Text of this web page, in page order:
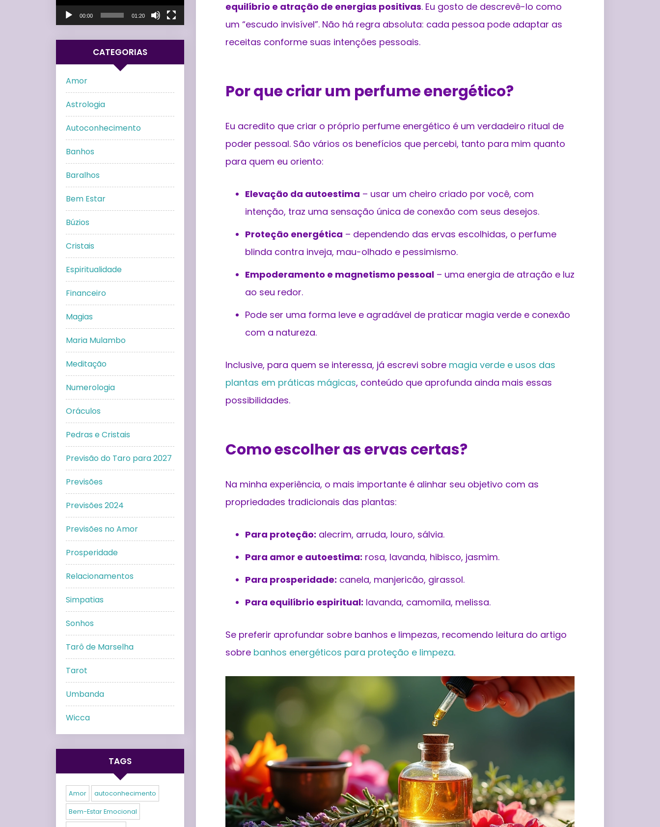
equilíbrio e atração de energias positivas. Eu gosto de descrevê-lo como
um “escudo invisível”. Não há regra absoluta: cada pessoa pode adaptar as
receitas conforme suas intenções pessoais.
Por que criar um perfume energético?
Eu acredito que criar o próprio perfume energético é um verdadeiro ritual de
poder pessoal. São vários os benefícios que percebi, tanto para mim quanto
para quem eu oriento:
Elevação da autoestima – usar um cheiro criado por você, com
intenção, traz uma sensação única de conexão com seus desejos.
Proteção energética – dependendo das ervas escolhidas, o perfume
blinda contra inveja, mau-olhado e pessimismo.
Empoderamento e magnetismo pessoal – uma energia de atração e luz
ao seu redor.
Pode ser uma forma leve e agradável de praticar magia verde e conexão
com a natureza.
Inclusive, para quem se interessa, já escrevi sobre magia verde e usos das
plantas em práticas mágicas, conteúdo que aprofunda ainda mais essas
possibilidades.
Como escolher as ervas certas?
Na minha experiência, o mais importante é alinhar seu objetivo com as
propriedades tradicionais das plantas:
Para proteção: alecrim, arruda, louro, sálvia.
Para amor e autoestima: rosa, lavanda, hibisco, jasmim.
Para prosperidade: canela, manjericão, girassol.
Para equilíbrio espiritual: lavanda, camomila, melissa.
Se preferir aprofundar sobre banhos e limpezas, recomendo leitura do artigo
sobre banhos energéticos para proteção e limpeza.
00:00 01:20
CATEGORIAS
Amor
Astrologia
Autoconhecimento
Banhos
Baralhos
Bem Estar
Búzios
Cristais
Espiritualidade
Financeiro
Magias
Maria Mulambo
Meditação
Numerologia
Oráculos
Pedras e Cristais
Previsão do Taro para 2027
Previsões
Previsões 2024
Previsões no Amor
Prosperidade
Relacionamentos
Simpatias
Sonhos
Tarô de Marselha
Tarot
Umbanda
Wicca
TAGS
Amor autoconhecimento
Bem-Estar Emocional